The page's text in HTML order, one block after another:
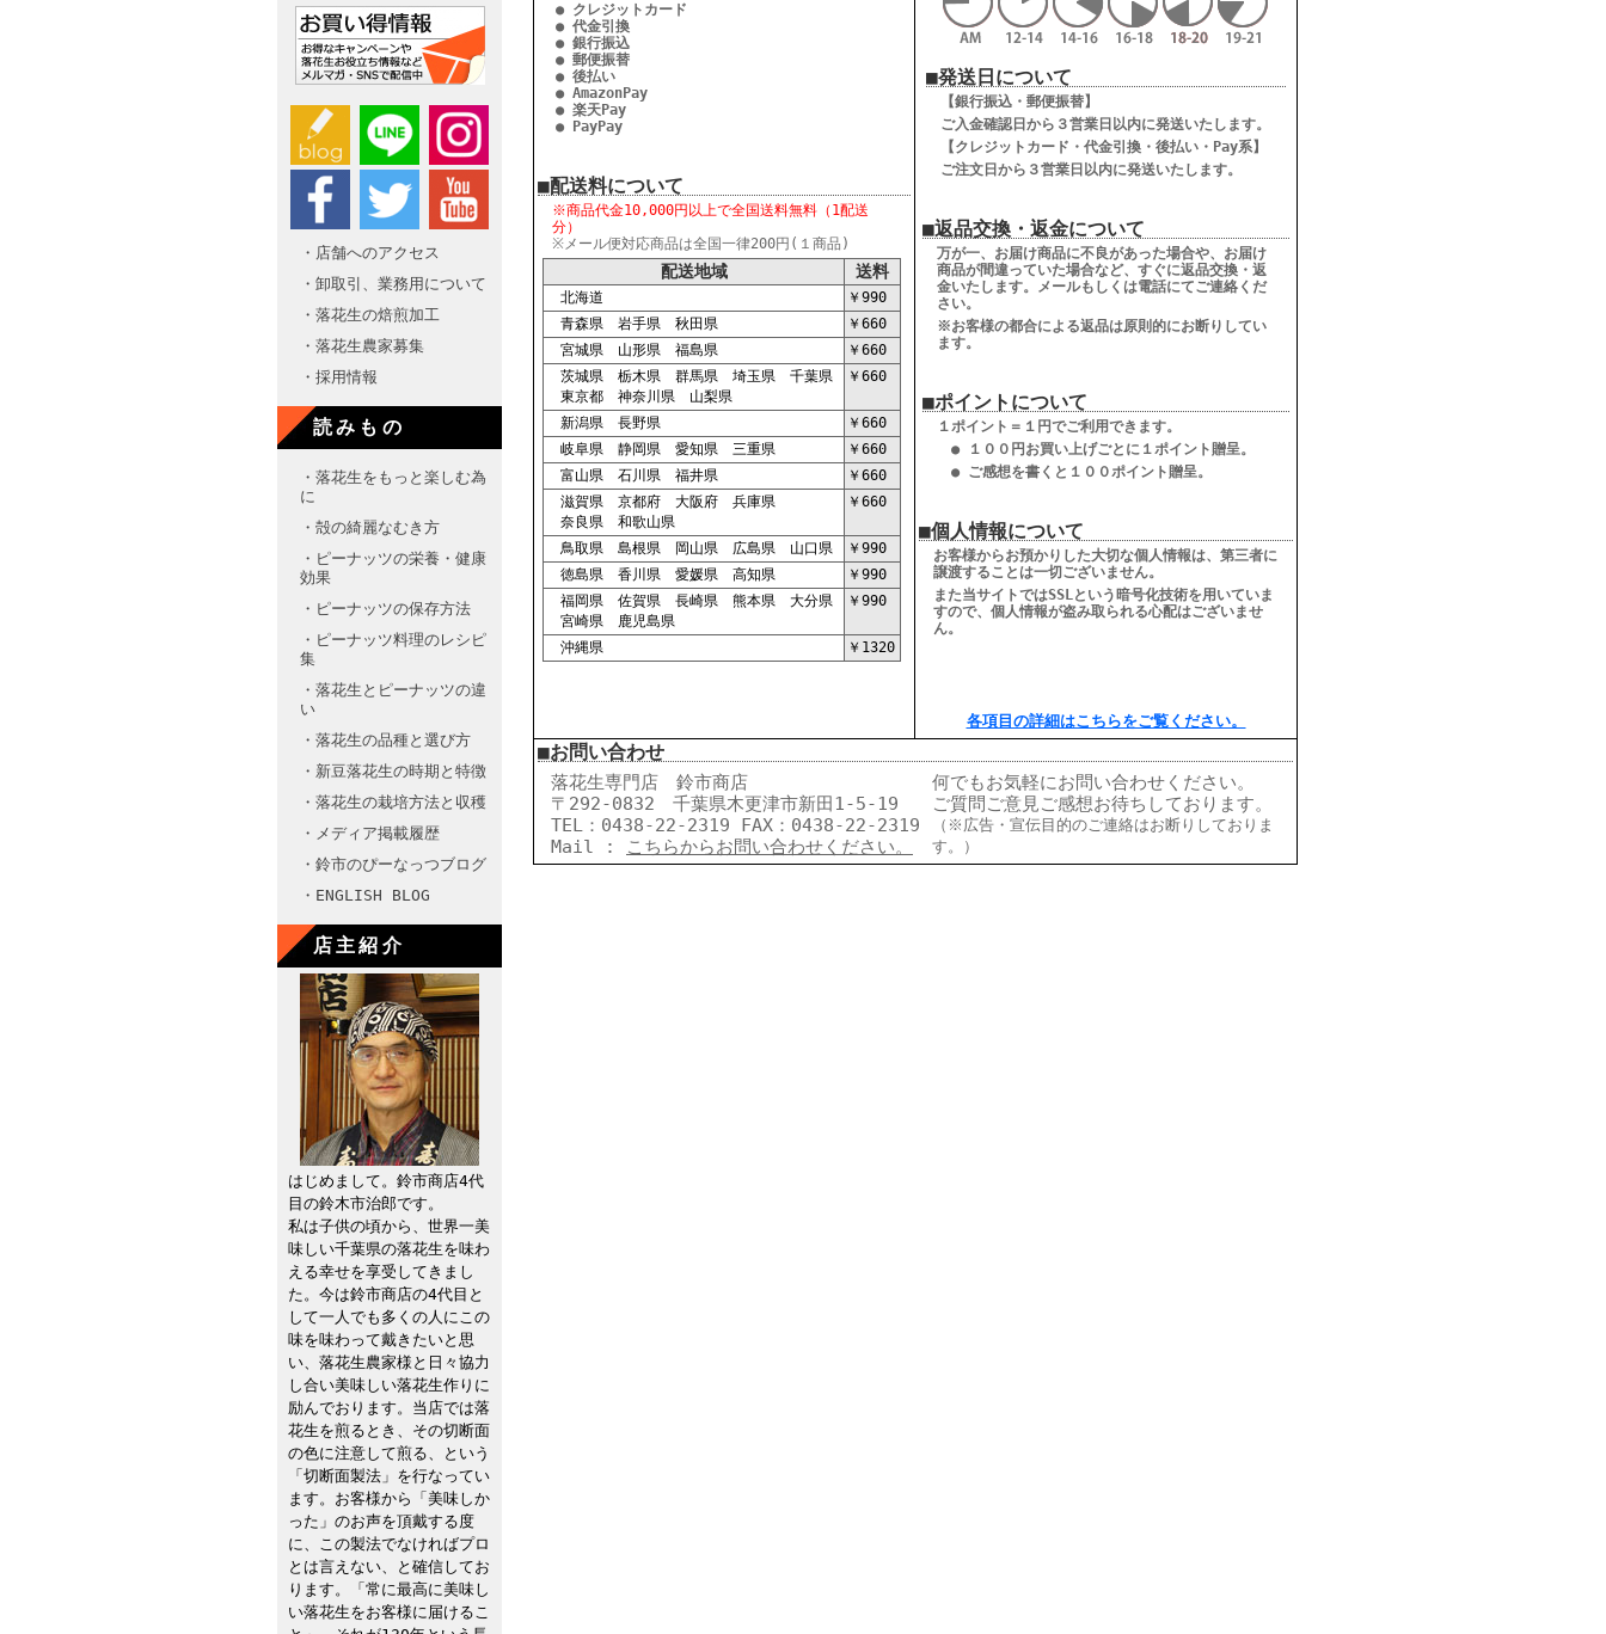
・店舗へのアクセス
・卸取引、業務用について
・落花生の焙煎加工
・落花生農家募集
・採用情報
読みもの
・落花生をもっと楽しむ為
に
・殻の綺麗なむき方
・ピーナッツの栄養・健康
効果
・ピーナッツの保存方法
・ピーナッツ料理のレシピ
集
・落花生とピーナッツの違
い
・落花生の品種と選び方
・新豆落花生の時期と特徴
・落花生の栽培方法と収穫
・メディア掲載履歴
・鈴市のぴーなっつブログ
・ENGLISH BLOG
店主紹介
はじめまして。鈴市商店4代
目の鈴木市治郎です。
私は子供の頃から、世界一美
味しい千葉県の落花生を味わ
える幸せを享受してきまし
た。今は鈴市商店の4代目と
して一人でも多くの人にこの
味を味わって戴きたいと思
い、落花生農家様と日々協力
し合い美味しい落花生作りに
励んでおります。当店では落
花生を煎るとき、その切断面
の色に注意して煎る、という
「切断面製法」を行なってい
ます。お客様から「美味しか
った」のお声を頂戴する度
に、この製法でなければプロ
とは言えない、と確信してお
ります。「常に最高に美味し
い落花生をお客様に届けるこ
● クレジットカード
● 代金引換
● 銀行振込
● 郵便振替
● 後払い
● AmazonPay
● 楽天Pay
● PayPay
■配送料について
※商品代金10,000円以上で全国送料無料（1配送
分）
※メール便対応商品は全国一律200円(１商品)
配送地域 送料
北海道
￥990
青森県 岩手県 秋田県
￥660
宮城県 山形県 福島県
￥660
茨城県 栃木県 群馬県 埼玉県 千葉県
東京都 神奈川県 山梨県
￥660
新潟県 長野県
￥660
岐阜県 静岡県 愛知県 三重県
￥660
富山県 石川県 福井県
￥660
滋賀県 京都府 大阪府 兵庫県
奈良県 和歌山県
￥660
鳥取県 島根県 岡山県 広島県 山口県
￥990
徳島県 香川県 愛媛県 高知県
￥990
福岡県 佐賀県 長崎県 熊本県 大分県
宮崎県 鹿児島県
￥990
沖縄県 ￥1320
■発送日について
【銀行振込・郵便振替】
ご入金確認日から３営業日以内に発送いたします。
【クレジットカード・代金引換・後払い・Pay系】
ご注文日から３営業日以内に発送いたします。
■返品交換・返金について
万が一、お届け商品に不良があった場合や、お届け
商品が間違っていた場合など、すぐに返品交換・返
金いたします。メールもしくは電話にてご連絡くだ
さい。
※お客様の都合による返品は原則的にお断りしてい
ます。
■ポイントについて
１ポイント＝１円でご利用できます。
● １００円お買い上げごとに１ポイント贈呈。
● ご感想を書くと１００ポイント贈呈。
■個人情報について
お客様からお預かりした大切な個人情報は、第三者に
譲渡することは一切ございません。
また当サイトではSSLという暗号化技術を用いていま
すので、個人情報が盗み取られる心配はございませ
ん。
各項目の詳細はこちらをご覧ください。
■お問い合わせ
落花生専門店 鈴市商店
〒292-0832 千葉県木更津市新田1-5-19
TEL：0438-22-2319 FAX：0438-22-2319
Mail :
こちらからお問い合わせください。
何でもお気軽にお問い合わせください。
ご質問ご意見ご感想お待ちしております。
（※広告・宣伝目的のご連絡はお断りしておりま
す。）